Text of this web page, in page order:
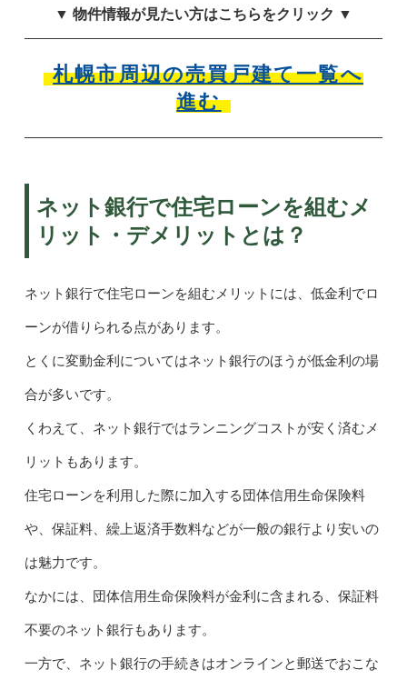
▼ 物件情報が見たい方はこちらをクリック ▼
札幌市周辺の売買戸建て一覧へ
進む
ネット銀行で住宅ローンを組むメ
リット・デメリットとは？
ネット銀行で住宅ローンを組むメリットには、低金利でロ
ーンが借りられる点があります。
とくに変動金利についてはネット銀行のほうが低金利の場
合が多いです。
くわえて、ネット銀行ではランニングコストが安く済むメ
リットもあります。
住宅ローンを利用した際に加入する団体信用生命保険料
や、保証料、繰上返済手数料などが一般の銀行より安いの
は魅力です。
なかには、団体信用生命保険料が金利に含まれる、保証料
不要のネット銀行もあります。
一方で、ネット銀行の手続きはオンラインと郵送でおこな